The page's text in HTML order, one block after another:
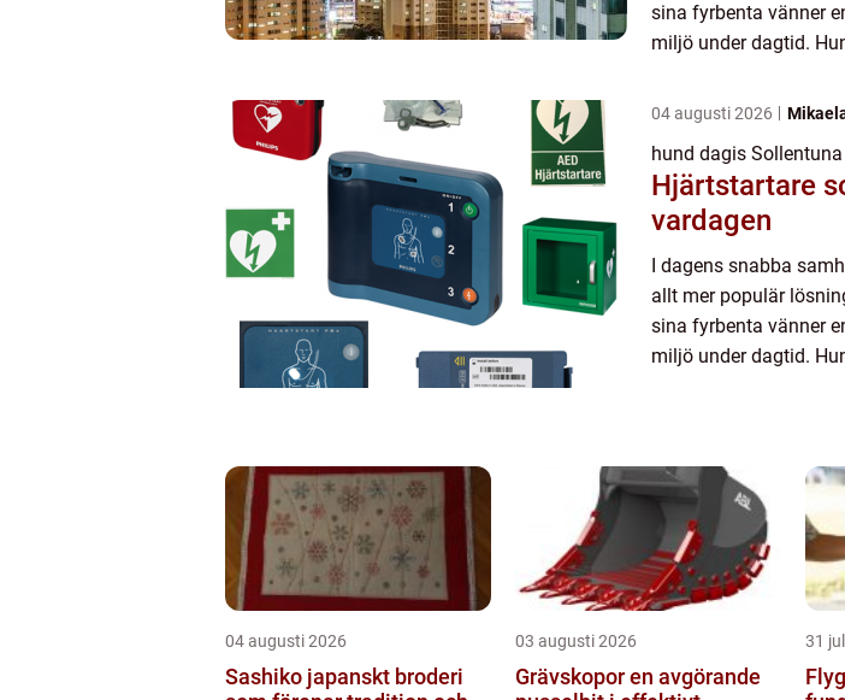
sina fyrbenta vänner
miljö under dagtid.
04 augusti 2026
hund dagis Sollentuna
Hjärtstartare
vardagen
I dagens snabba
allt mer populär
sina fyrbenta vänner
miljö under dagtid.
04 augusti 2026
Sashiko japanskt broderi
03 augusti 2026
Grävskopor en avgörande
31